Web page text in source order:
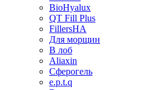
BioHyalux
QT Fill Plus
FillersHA
Для морщин
В лоб
Aliaxin
Сферогель
e.p.t.q